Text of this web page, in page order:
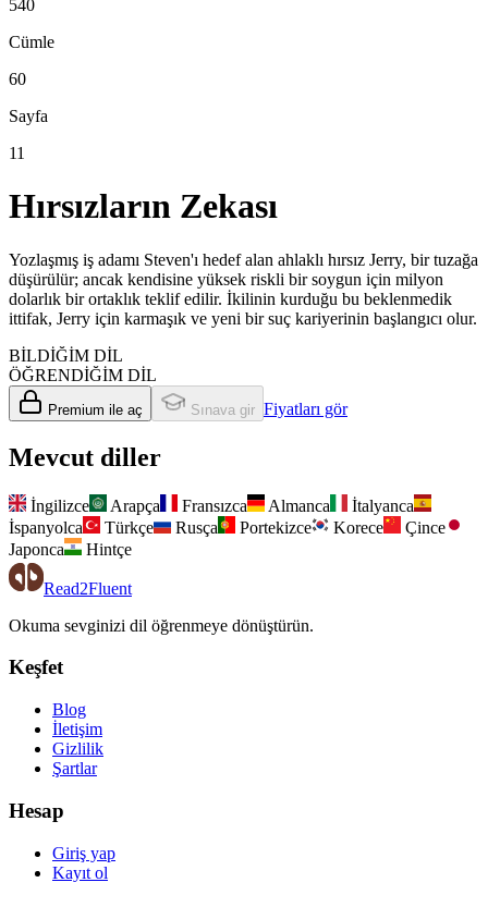
540
Cümle
60
Sayfa
11
Hırsızların Zekası
Yozlaşmış iş adamı Steven'ı hedef alan ahlaklı hırsız Jerry, bir tuzağa
düşürülür; ancak kendisine yüksek riskli bir soygun için milyon
dolarlık bir ortaklık teklif edilir. İkilinin kurduğu bu beklenmedik
ittifak, Jerry için karmaşık ve yeni bir suç kariyerinin başlangıcı olur.
BİLDİĞİM DİL
ÖĞRENDİĞİM DİL
Premium ile aç Sınava gir Fiyatları gör
Mevcut diller
İngilizce Arapça Fransızca Almanca
İtalyanca
İspanyolca
Türkçe Rusça Portekizce Korece
Çince
Japonca
Hintçe
Read2Fluent
Okuma sevginizi dil öğrenmeye dönüştürün.
Keşfet
Blog
İletişim
Gizlilik
Şartlar
Hesap
Giriş yap
Kayıt ol